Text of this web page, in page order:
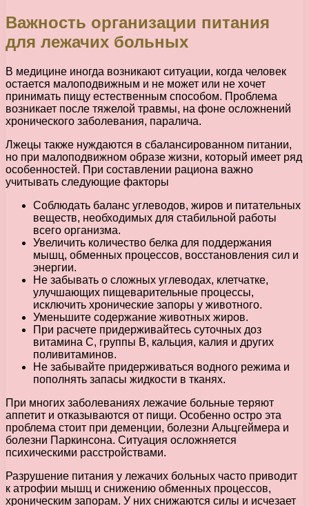
Важность организации питания
для лежачих больных
В медицине иногда возникают ситуации, когда человек
остается малоподвижным и не может или не хочет
принимать пищу естественным способом. Проблема
возникает после тяжелой травмы, на фоне осложнений
хронического заболевания, паралича.
Лжецы также нуждаются в сбалансированном питании,
но при малоподвижном образе жизни, который имеет ряд
особенностей. При составлении рациона важно
учитывать следующие факторы
Соблюдать баланс углеводов, жиров и питательных
веществ, необходимых для стабильной работы
всего организма.
Увеличить количество белка для поддержания
мышц, обменных процессов, восстановления сил и
энергии.
Не забывать о сложных углеводах, клетчатке,
улучшающих пищеварительные процессы,
исключить хронические запоры у животного.
Уменьшите содержание животных жиров.
При расчете придерживайтесь суточных доз
витамина С, группы В, кальция, калия и других
поливитаминов.
Не забывайте придерживаться водного режима и
пополнять запасы жидкости в тканях.
При многих заболеваниях лежачие больные теряют
аппетит и отказываются от пищи. Особенно остро эта
проблема стоит при деменции, болезни Альцгеймера и
болезни Паркинсона. Ситуация осложняется
психическими расстройствами.
Разрушение питания у лежачих больных часто приводит
к атрофии мышц и снижению обменных процессов,
хроническим запорам. У них снижаются силы и исчезает